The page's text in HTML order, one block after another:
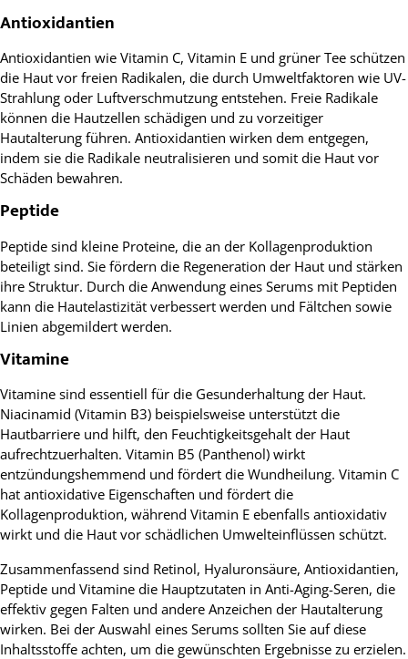
Antioxidantien
Antioxidantien wie Vitamin C, Vitamin E und grüner Tee schützen
die Haut vor freien Radikalen, die durch Umweltfaktoren wie UV-
Strahlung oder Luftverschmutzung entstehen. Freie Radikale
können die Hautzellen schädigen und zu vorzeitiger
Hautalterung führen. Antioxidantien wirken dem entgegen,
indem sie die Radikale neutralisieren und somit die Haut vor
Schäden bewahren.
Peptide
Peptide sind kleine Proteine, die an der Kollagenproduktion
beteiligt sind. Sie fördern die Regeneration der Haut und stärken
ihre Struktur. Durch die Anwendung eines Serums mit Peptiden
kann die Hautelastizität verbessert werden und Fältchen sowie
Linien abgemildert werden.
Vitamine
Vitamine sind essentiell für die Gesunderhaltung der Haut.
Niacinamid (Vitamin B3) beispielsweise unterstützt die
Hautbarriere und hilft, den Feuchtigkeitsgehalt der Haut
aufrechtzuerhalten. Vitamin B5 (Panthenol) wirkt
entzündungshemmend und fördert die Wundheilung. Vitamin C
hat antioxidative Eigenschaften und fördert die
Kollagenproduktion, während Vitamin E ebenfalls antioxidativ
wirkt und die Haut vor schädlichen Umwelteinflüssen schützt.
Zusammenfassend sind Retinol, Hyaluronsäure, Antioxidantien,
Peptide und Vitamine die Hauptzutaten in Anti-Aging-Seren, die
effektiv gegen Falten und andere Anzeichen der Hautalterung
wirken. Bei der Auswahl eines Serums sollten Sie auf diese
Inhaltsstoffe achten, um die gewünschten Ergebnisse zu erzielen.